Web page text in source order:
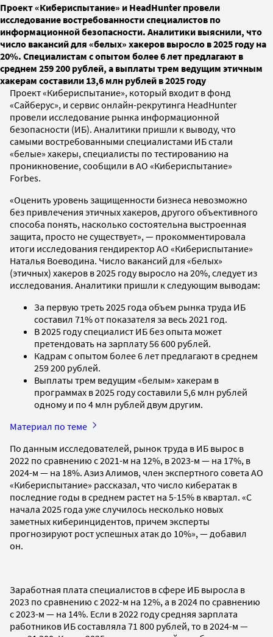
Проект «Кибериспытание» и HeadHunter провели
исследование востребованности специалистов по
информационной безопасности. Аналитики выяснили, что
число вакансий для «белых» хакеров выросло в 2025 году на
20%. Специалистам с опытом более 6 лет предлагают в
среднем 259 200 рублей, а выплаты трем ведущим этичным
хакерам составили 13,6 млн рублей в 2025 году
Проект «Кибериспытание», который входит в фонд
«Сайберус», и сервис онлайн-рекрутинга HeadHunter
провели исследование рынка информационной
безопасности (ИБ). Аналитики пришли к выводу, что
самыми востребованными специалистами ИБ стали
«белые» хакеры, специалисты по тестированию на
проникновение, сообщили в АО «Кибериспытание»
Forbes.
«Оценить уровень защищенности бизнеса невозможно
без привлечения этичных хакеров, другого объективного
способа понять, насколько состоятельна выстроенная
защита, просто не существует», — прокомментировала
итоги исследования гендиректор АО «Кибериспытание»
Наталья Воеводина. Число вакансий для «белых»
(этичных) хакеров в 2025 году выросло на 20%, следует из
исследования. Аналитики пришли к следующим выводам:
За первую треть 2025 года объем рынка труда ИБ
составил 71% от показателя за весь 2021 год.
В 2025 году специалист ИБ без опыта может
претендовать на зарплату 56 600 рублей.
Кадрам с опытом более 6 лет предлагают в среднем
259 200 рублей.
Выплаты трем ведущим «белым» хакерам в
программах в 2025 году составили 5,6 млн рублей
одному и по 4 млн рублей двум другим.
Материал по теме
По данным исследователей, рынок труда в ИБ вырос в
2022 по сравнению с 2021-м на 12%, в 2023-м — на 17%, в
2024-м — на 18%. Азиз Алимов, член экспертного совета АО
«Кибериспытание» рассказал, что число кибератак в
последние годы в среднем растет на 5-15% в квартал. «С
начала 2025 года уже случилось несколько новых
заметных киберинцидентов, причем эксперты
прогнозируют рост успешных атак до 10%», — добавил
он.
Заработная плата специалистов в сфере ИБ выросла в
2023 по сравнению с 2022-м на 12%, а в 2024 по сравнению
с 2023-м — на 14%. Если в 2022 году средняя зарплата
работников ИБ составляла 71 800 рублей, то в 2024-м —